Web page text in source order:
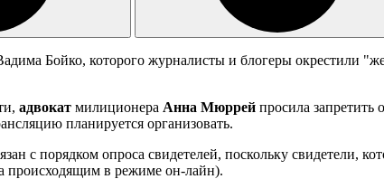
Бойко, которого журналисты и блогеры окрестили
адвокат милиционера Анна Мюррей просила запретить
планируется организовать.
с порядком опроса свидетелей, поскольку свидетели,
происходящим в режиме он-лайн).